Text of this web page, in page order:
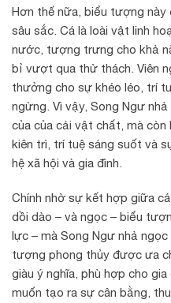
Hơn thế nữa, biểu tượng này
sâu sắc. Cá là loài vật linh
nước, tượng trưng cho khả
bỉ vượt qua thử thách. Viên
thưởng cho sự khéo léo, trí
ngừng. Vì vậy, Song Ngư
của của cải vật chất, mà
kiên trì, trí tuệ sáng suốt và
hệ xã hội và gia đình.
Chính nhờ sự kết hợp giữa
dồi dào – và ngọc – biểu
lực – mà Song Ngư nhả
tượng phong thủy được ưa
giàu ý nghĩa, phù hợp cho
muốn tạo ra sự cân bằng,